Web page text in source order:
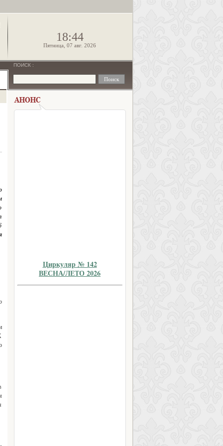
18:44
Пятница, 07 авг. 2026
ПОИСК :
Циркуляр № 142
ВЕСНА/ЛЕТО 2026